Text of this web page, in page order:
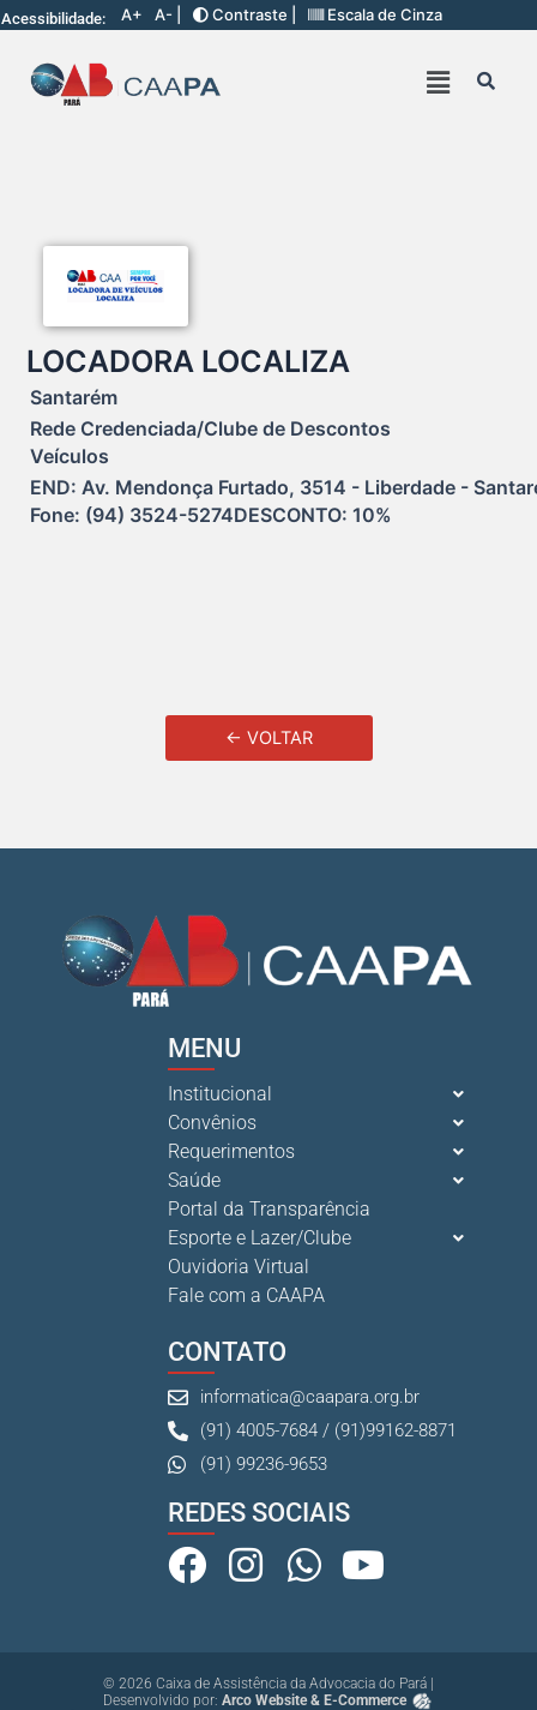
Acessibilidade: A+ A- | Contraste | Escala de Cinza
LOCADORA LOCALIZA
Santarém
Rede Credenciada/Clube de Descontos
Veículos
END: Av. Mendonça Furtado, 3514 - Liberdade -
Fone: (94) 3524-5274DESCONTO: 10%
← VOLTAR
MENU
Institucional
Convênios
Requerimentos
Saúde
Portal da Transparência
Esporte e Lazer/Clube
Ouvidoria Virtual
Fale com a CAAPA
CONTATO
informatica@caapara.org.br
(91) 4005-7684 / (91)99162-8871
(91) 99236-9653
REDES SOCIAIS
© 2026 Caixa de Assistência da Advocacia do Pará |
Desenvolvido por: Arco Website & E-Commerce